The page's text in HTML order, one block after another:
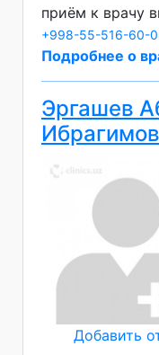
приём к врачу
+998-55-516-60-
Подробнее о
Эргашев
Добавить